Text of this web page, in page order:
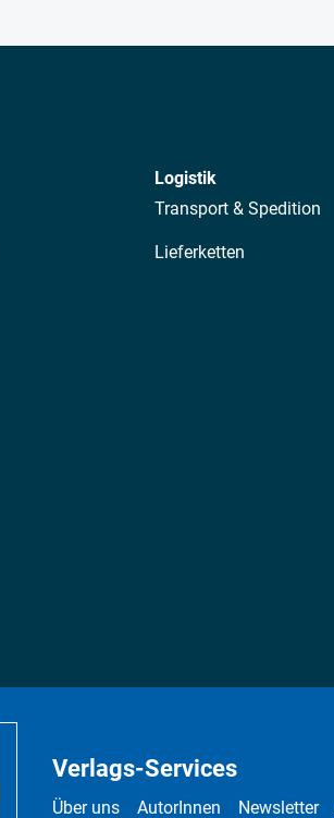
Logistik
Transport & Spedition
Lieferketten
Verlags-Services
Über uns AutorInnen Newsletter